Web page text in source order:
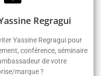
Regragui
Yassine Regragui pour
conférence, séminaire
de votre
marque ?